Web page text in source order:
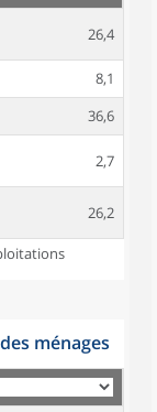
26,4
8,1
36,6
2,7
26,2
ménages